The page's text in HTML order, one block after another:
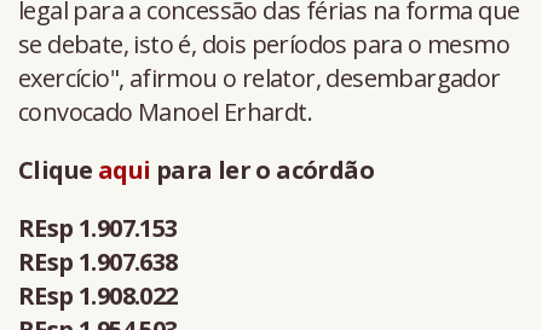
legal para a concessão das férias na forma que
se debate, isto é, dois períodos para o mesmo
exercício", afirmou o relator, desembargador
convocado Manoel Erhardt.
Clique aqui para ler o acórdão
REsp 1.907.153
REsp 1.907.638
REsp 1.908.022